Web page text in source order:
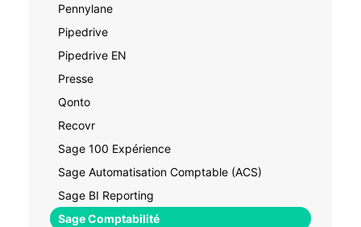
Pennylane
Pipedrive
Pipedrive EN
Presse
Qonto
Recovr
Sage 100 Expérience
Sage Automatisation Comptable (ACS)
Sage BI Reporting
Sage Comptabilité